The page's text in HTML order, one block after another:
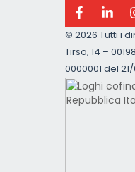
© 2026 Tutti i
Tirso, 14 –
0000001 del 21/